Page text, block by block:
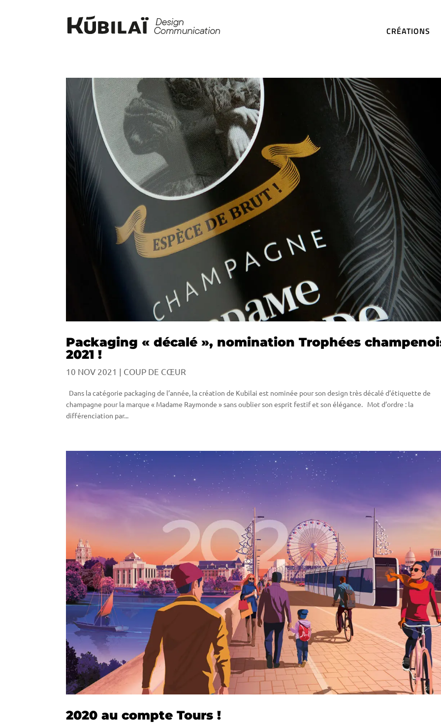
CRÉATIONS
Packaging « décalé », nomination Trophées
2021 !
10 NOV 2021 | COUP DE CŒUR
Dans la catégorie packaging de l’année, la création de Kubilai est nominée pour son design très décalé d’étiquette de
champagne pour la marque « Madame Raymonde » sans oublier son esprit festif et son élégance. Mot d’ordre : la
différenciation par...
2020 au compte Tours !